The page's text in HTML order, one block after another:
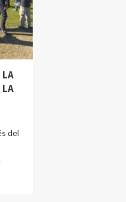
LA
LA
del